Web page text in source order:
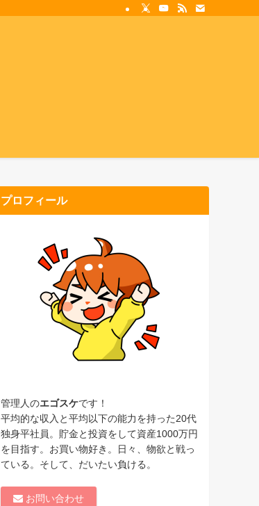
プロフィール
管理人のエゴスケです！
平均的な収入と平均以下の能力を持った20代
独身平社員。貯金と投資をして資産1000万円
を目指す。お買い物好き。日々、物欲と戦っ
ている。そして、だいたい負ける。
お問い合わせ